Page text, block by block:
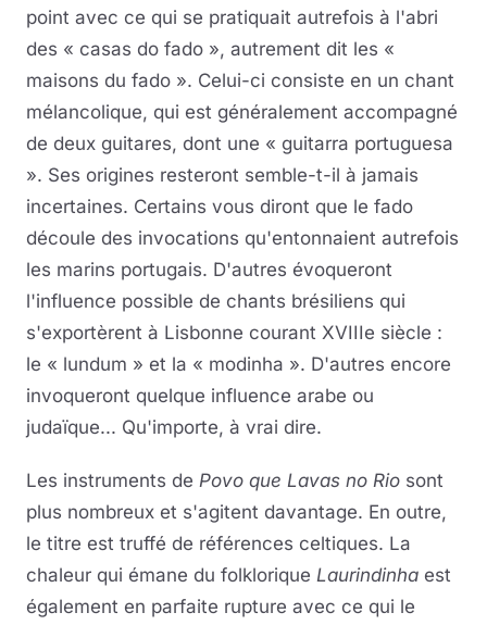
point avec ce qui se pratiquait autrefois à l'abri
des « casas do fado », autrement dit les «
maisons du fado ». Celui-ci consiste en un chant
mélancolique, qui est généralement accompagné
de deux guitares, dont une « guitarra portuguesa
». Ses origines resteront semble-t-il à jamais
incertaines. Certains vous diront que le fado
découle des invocations qu'entonnaient autrefois
les marins portugais. D'autres évoqueront
l'influence possible de chants brésiliens qui
s'exportèrent à Lisbonne courant XVIIIe siècle :
le « lundum » et la « modinha ». D'autres encore
invoqueront quelque influence arabe ou
judaïque... Qu'importe, à vrai dire.
Les instruments de Povo que Lavas no Rio sont
plus nombreux et s'agitent davantage. En outre,
le titre est truffé de références celtiques. La
chaleur qui émane du folklorique Laurindinha est
également en parfaite rupture avec ce qui le